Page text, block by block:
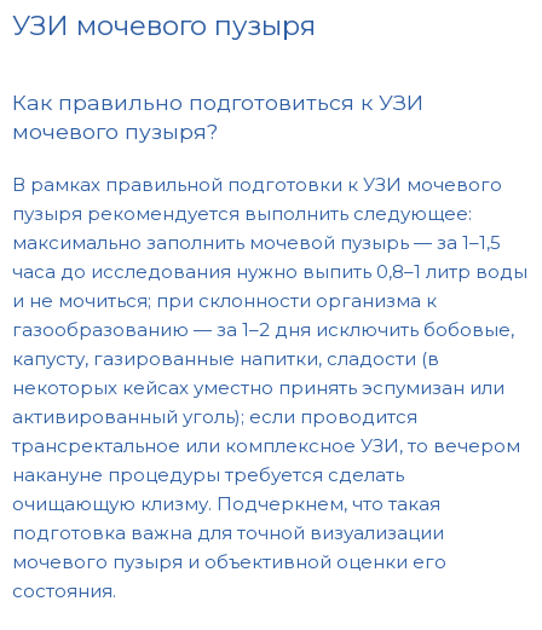
УЗИ мочевого пузыря
Как правильно подготовиться к УЗИ
мочевого пузыря?
В рамках правильной подготовки к УЗИ мочевого
пузыря рекомендуется выполнить следующее:
максимально заполнить мочевой пузырь — за 1–1,5
часа до исследования нужно выпить 0,8–1 литр воды
и не мочиться; при склонности организма к
газообразованию — за 1–2 дня исключить бобовые,
капусту, газированные напитки, сладости (в
некоторых кейсах уместно принять эспумизан или
активированный уголь); если проводится
трансректальное или комплексное УЗИ, то вечером
накануне процедуры требуется сделать
очищающую клизму. Подчеркнем, что такая
подготовка важна для точной визуализации
мочевого пузыря и объективной оценки его
состояния.